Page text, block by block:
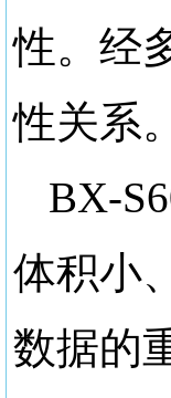
性。经
性关系。
BX-
体积小
数据的